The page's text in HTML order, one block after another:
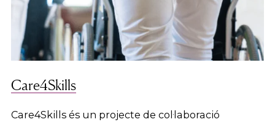
Care4Skills
Care4Skills és un projecte de col·laboració